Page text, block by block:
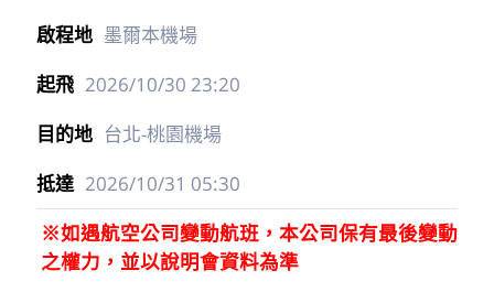
墨爾本機場
2026/10/30 23:20
台北-桃園機場
2026/10/31 05:30
※如遇航空公司變動航班，本公司保有最後變動
之權力，並以說明會資料為準